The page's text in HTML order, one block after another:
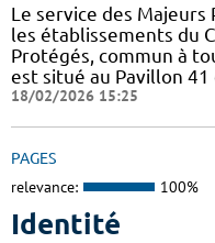
Le service des
les établissements du
Protégés, commun à
est situé au Pavillon 41
18/02/2026 15:25
PAGES
relevance: 100%
Identité